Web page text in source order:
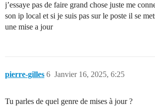
j’essaye pas de faire grand chose juste me
son ip local et si je suis pas sur le poste il se
une mise a jour
pierre-gilles Janvier 16, 2025, 6:25
6
Tu parles de quel genre de mises à jour ?